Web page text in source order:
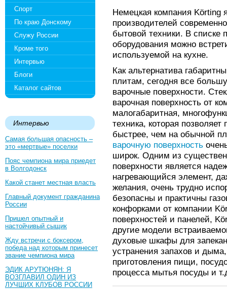
Спорт
По краю Донскому
Служу России
Кроме того
Интервью
Блоги
Каталог сайтов
Интервью
Самая большая опасность –
это «мертвые» поселки
Пояс чемпиона мира приедет
в Волгодонск
Какой станет местная власть
Главный документ гражданина
России
Пришел опытный и
настойчивый сыщик
Жду встречи с боксером,
победа над которым принесет
звание чемпиона мира
ЭДИК АРУТЮНЯН: Я
ВОЗГЛАВИЛ ОДИН ИЗ
ЛУЧШИХ КЛУБОВ РОССИИ
Немецкая компания Körting
производителей
бытовой техники. В списке
оборудования можно
используемой на кухне.
Как альтернатива
плитам, сегодня все
варочные поверхности.
варочная поверхность от
малогабаритная,
техника, которая
быстрее, чем на обычной
варочную поверхность
широк. Одним из
поверхности является
нагревающийся элемент,
желания, очень трудно
безопасны и практичны
конфорками от компании
поверхностей и панелей,
другие модели
духовые шкафы для
устранения запахов и
приготовления пищи,
процесса мытья посуды и